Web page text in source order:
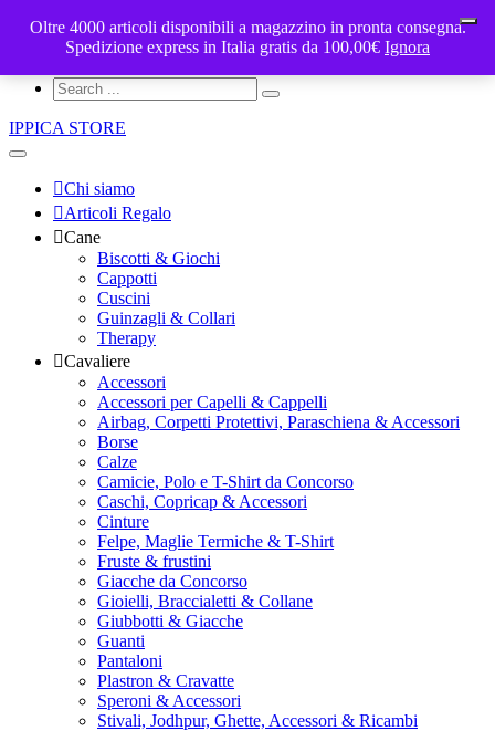
ippicastore@gmail.com
My Cart - €0
IPPICA STORE
Chi siamo
Articoli Regalo
Cane
Biscotti & Giochi
Cappotti
Cuscini
Guinzagli & Collari
Therapy
Cavaliere
Accessori
Accessori per Capelli & Cappelli
Airbag, Corpetti Protettivi, Paraschiena & Accessori
Borse
Calze
Camicie, Polo e T-Shirt da Concorso
Caschi, Copricap & Accessori
Cinture
Felpe, Maglie Termiche & T-Shirt
Fruste & frustini
Giacche da Concorso
Gioielli, Braccialetti & Collane
Giubbotti & Giacche
Guanti
Pantaloni
Plastron & Cravatte
Speroni & Accessori
Stivali, Jodhpur, Ghette, Accessori & Ricambi
Oltre 4000 articoli disponibili a magazzino in pronta consegna.
Spedizione express in Italia gratis da 100,00€ Ignora